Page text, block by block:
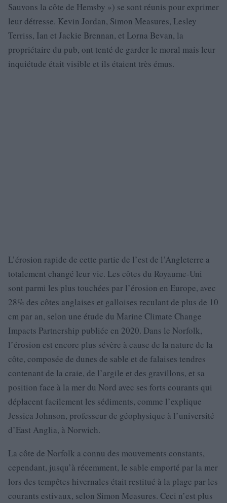
Sauvons la côte de Hemsby ») se sont réunis pour exprimer
leur détresse. Kevin Jordan, Simon Measures, Lesley
Terriss, Ian et Jackie Brennan, et Lorna Bevan, la
propriétaire du pub, ont tenté de garder le moral mais leur
inquiétude était visible et ils étaient très émus.
L’érosion rapide de cette partie de l’est de l’Angleterre a
totalement changé leur vie. Les côtes du Royaume-Uni
sont parmi les plus touchées par l’érosion en Europe, avec
28% des côtes anglaises et galloises reculant de plus de 10
cm par an, selon une étude du Marine Climate Change
Impacts Partnership publiée en 2020. Dans le Norfolk,
l’érosion est encore plus sévère à cause de la nature de la
côte, composée de dunes de sable et de falaises tendres
contenant de la craie, de l’argile et des gravillons, et sa
position face à la mer du Nord avec ses forts courants qui
déplacent facilement les sédiments, comme l’explique
Jessica Johnson, professeur de géophysique à l’université
d’East Anglia, à Norwich.
La côte de Norfolk a connu des mouvements constants,
cependant, jusqu’à récemment, le sable emporté par la mer
lors des tempêtes hivernales était restitué à la plage par les
courants estivaux, selon Simon Measures. Ceci n’est plus